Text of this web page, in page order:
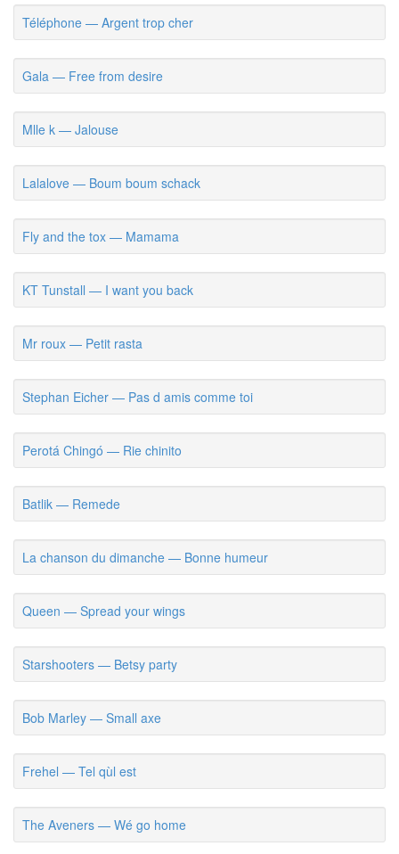
Téléphone — Argent trop cher
Gala — Free from desire
Mlle k — Jalouse
Lalalove — Boum boum schack
Fly and the tox — Mamama
KT Tunstall — I want you back
Mr roux — Petit rasta
Stephan Eicher — Pas d amis comme toi
Perotá Chingó — Rie chinito
Batlik — Remede
La chanson du dimanche — Bonne humeur
Queen — Spread your wings
Starshooters — Betsy party
Bob Marley — Small axe
Frehel — Tel qùl est
The Aveners — Wé go home